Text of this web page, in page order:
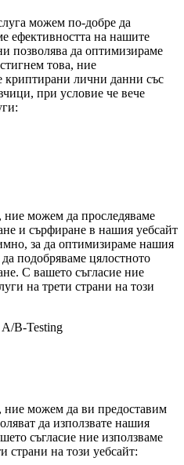
можем по-добре да
ефективността на нашите
позволява да оптимизираме
това, ние
криптирани лични данни със
при условие че вече
можем да проследяваме
и сърфиране в нашия уебсайт
за да оптимизираме нашия
подобряваме цялостното
С вашето съгласие ние
на трети страни на този
B-Testing
ние можем да ви предоставим
да използвате нашия
съгласие ние използваме
страни на този уебсайт: